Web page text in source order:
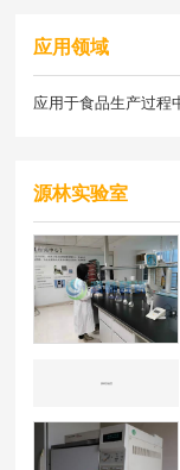
应用领域
应用于食品生产过程
源林实验室